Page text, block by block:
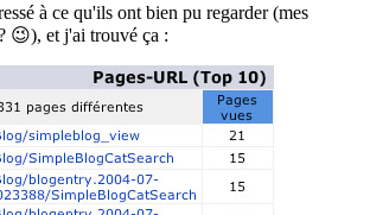
à ce qu'ils ont bien pu regarder (mes
😉), et j'ai trouvé ça :